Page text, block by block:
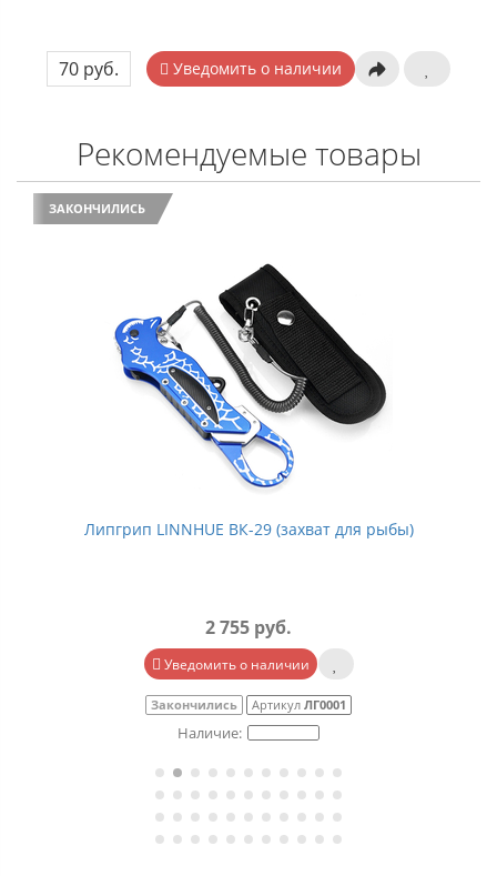
70 руб. Уведомить о наличии
Рекомендуемые товары
ЗАКОНЧИЛИСЬ
Липгрип LINNHUE ВК-29 (захват для рыбы)
2 755 руб.
Уведомить о наличии
Закончились Артикул ЛГ0001